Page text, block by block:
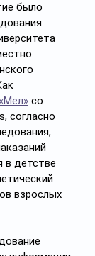
было
со
согласно
детстве
взрослых